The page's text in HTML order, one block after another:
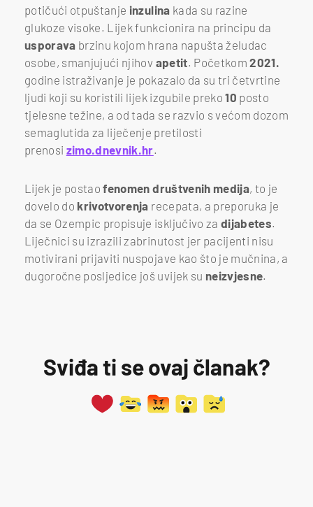
potičući otpuštanje inzulina kada su razine
glukoze visoke. Lijek funkcionira na principu da
usporava brzinu kojom hrana napušta želudac
osobe, smanjujući njihov apetit. Početkom2021.
godine istraživanje je pokazalo da su tri četvrtine
ljudi koji su koristili lijek izgubile preko10 posto
tjelesne težine, a od tada se razvio s većom dozom
semaglutida za liječenje pretilosti
prenosi zimo.dnevnik.hr.
Lijek je postao fenomen društvenih medija, to je
dovelo do krivotvorenja recepata, a preporuka je
da se Ozempic propisuje isključivo za dijabetes.
Liječnici su izrazili zabrinutost jer pacijenti nisu
motivirani prijaviti nuspojave kao što je mučnina, a
dugoročne posljedice još uvijek su neizvjesne.
Sviđa ti se ovaj članak?